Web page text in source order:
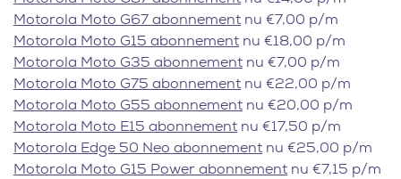
Motorola Moto G67 abonnement nu €7,00 p/m
Motorola Moto G15 abonnement nu €18,00 p/m
Motorola Moto G35 abonnement nu €7,00 p/m
Motorola Moto G75 abonnement nu €22,00 p/m
Motorola Moto G55 abonnement nu €20,00 p/m
Motorola Moto E15 abonnement nu €17,50 p/m
Motorola Edge 50 Neo abonnement nu €25,00 p/m
Motorola Moto G15 Power abonnement nu €7,15 p/m